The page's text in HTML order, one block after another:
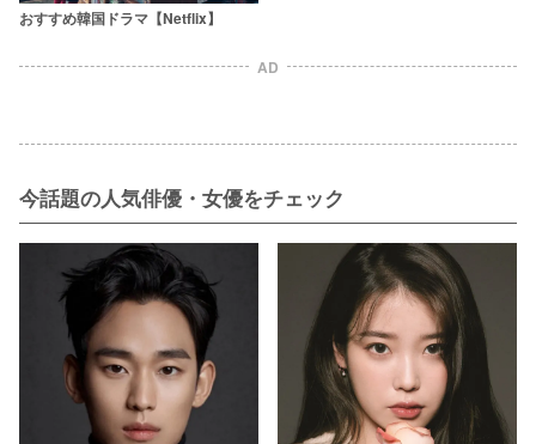
おすすめ韓国ドラマ【Netflix】
AD
今話題の人気俳優・女優をチェック